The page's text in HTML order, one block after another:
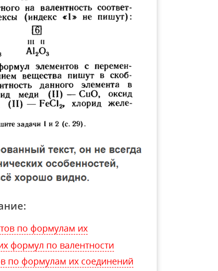
по формулам их
формул по валентности
по формулам их соединений